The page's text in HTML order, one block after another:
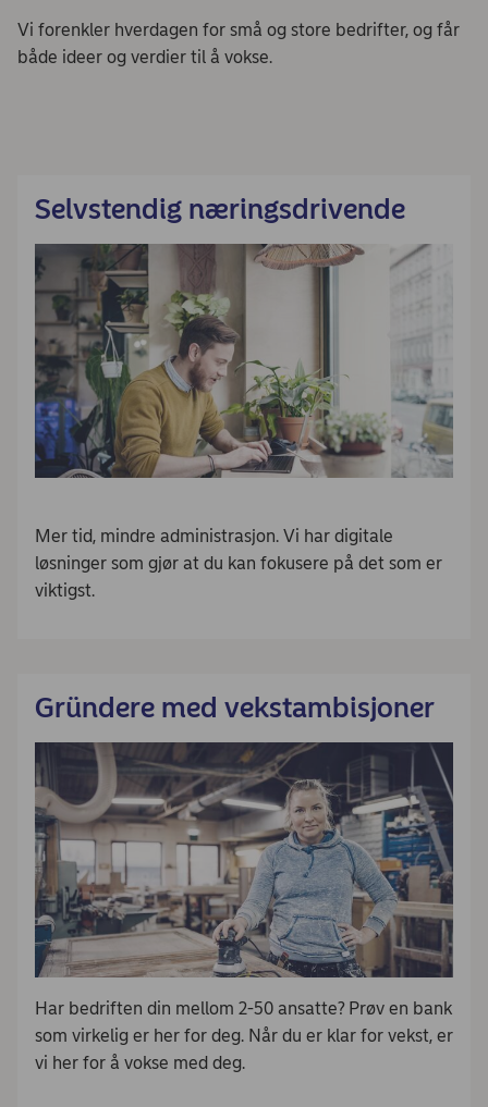
Vi forenkler hverdagen for små og store bedrifter, og får
både ideer og verdier til å vokse.​
Selvstendig næringsdrivende
Mer tid, mindre administrasjon. Vi har digitale
løsninger som gjør at du kan fokusere på det som er
viktigst.​
Gründere med vekstambisjoner
Har bedriften din mellom 2-50 ansatte? Prøv en bank
som virkelig er her for deg. Når du er klar for vekst, er
vi her for å vokse med deg. ​